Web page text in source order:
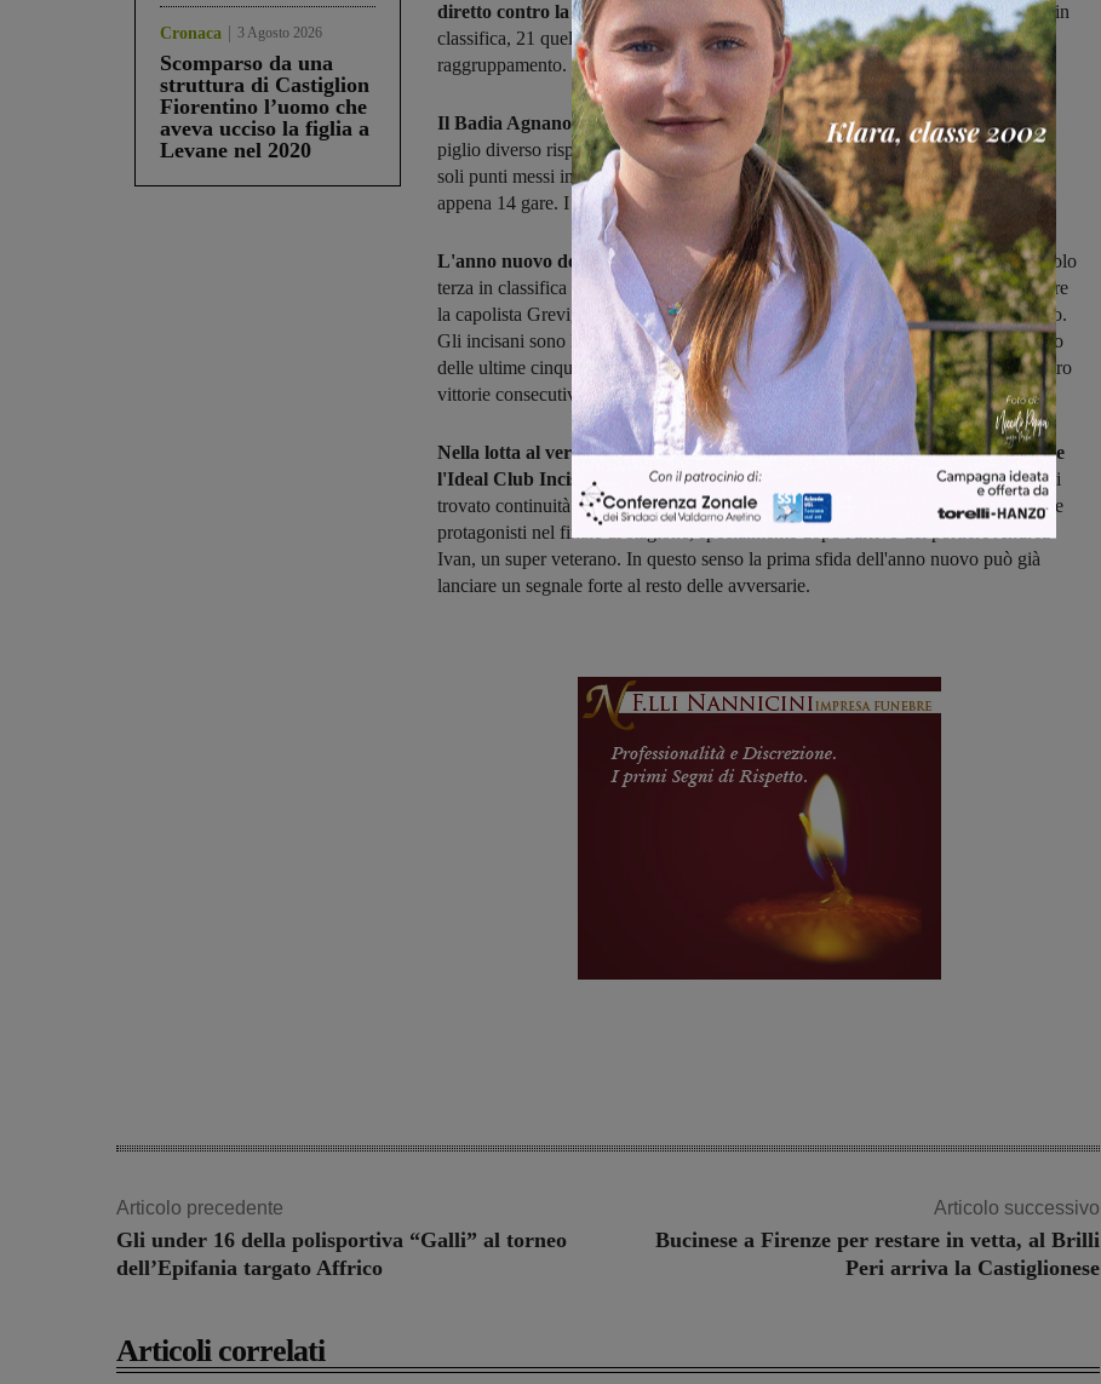
Cronaca 3 Agosto 2026
Scomparso da una
struttura di Castiglion
Fiorentino l’uomo che
aveva ucciso la figlia a
Levane nel 2020
diretto contro la Poliziana
. Sono 24 i punti collezionati dai levanesi oggi quarti in
classifica, 21 quelli dei senesi che schierano però la terza peggior difesa del
raggruppamento. I biancoverdi proveranno ad approfittarne.
Il Badia Agnano ospita il Marcianoper provare a iniziare l'anno nuovo con un
piglio diverso rispetto a quello che ha chiuso il precedente. Ultimo in classifica, 6
soli punti messi insieme fin qui, una sola vittoria e l'enormità di 38 reti subite in
appena 14 gare. I valdambrini hanno bisogno di invertire la rotta.
L'anno nuovo del girone C comincia con i fuochi d'artificio: l'Olimpia Palazzolo
terza in classifica ospita il Pontassieve, secondo a un solo punto di distanza, mentre
la capolista Grevigiana fa da spettatrice interessata con un altro punto di vantaggio.
Gli incisani sono l'unica squadra ancora imbattuta del girone e hanno vinto quattro
delle ultime cinque. Andamento simile per il Pontassieve lanciatissimo dopo quattro
vittorie consecutive.
Nella lotta al vertice, almeno per i prossimi 90 minuti, farà la sua parte anche
l'Ideal Club Incisa
, ospite della capolista Grevigiana. I valdarnesi non hanno mai
trovato continuità nel girone di andata ma hanno tutti e le carte in regola per essere
protagonisti nel finale di stagione, specialmente dopo l'arrivo del portiere Andrea
Ivan, un super veterano. In questo senso la prima sfida dell'anno nuovo può già
lanciare un segnale forte al resto delle avversarie.
Articolo precedente
Gli under 16 della polisportiva “Galli” al torneo
dell’Epifania targato Affrico
Articolo successivo
Bucinese a Firenze per restare in vetta, al Brilli
Peri arriva la Castiglionese
Articoli correlati